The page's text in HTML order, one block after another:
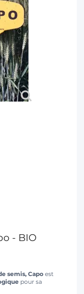
- BIO
semis, Capo est
pour sa